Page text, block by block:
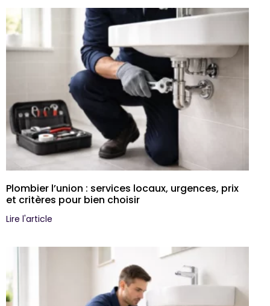
Plombier l’union : services locaux, urgences, prix
et critères pour bien choisir
Lire l'article